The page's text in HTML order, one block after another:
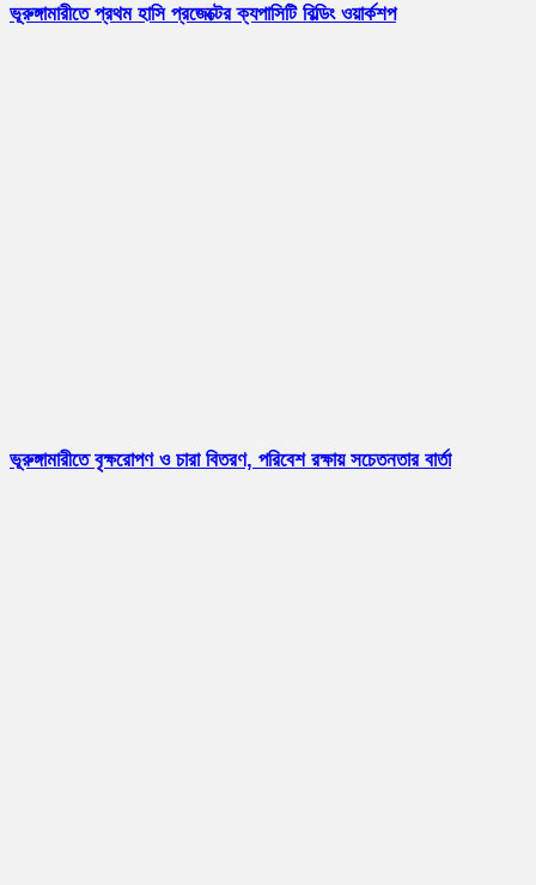
ভূরুঙ্গামারীতে প্রথম হাসি প্রজেক্টের ক্যপাসিটি বিল্ডিং ওয়ার্কশপ
ভূরুঙ্গামারীতে বৃক্ষরোপণ ও চারা বিতরণ, পরিবেশ রক্ষায় সচেতনতার বার্তা